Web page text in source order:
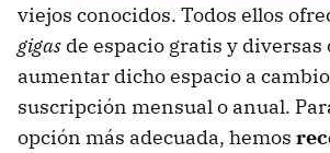
viejos conocidos. Todos ellos
gigas de espacio gratis y diversas
aumentar dicho espacio a
suscripción mensual o anual.
opción más adecuada, hemos